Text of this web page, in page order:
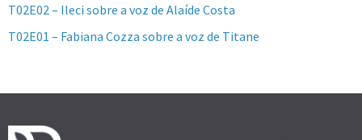
T02E02 – Ileci sobre a voz de Alaíde Costa
T02E01 – Fabiana Cozza sobre a voz de Titane